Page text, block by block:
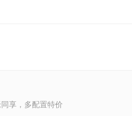
享，多配置特价